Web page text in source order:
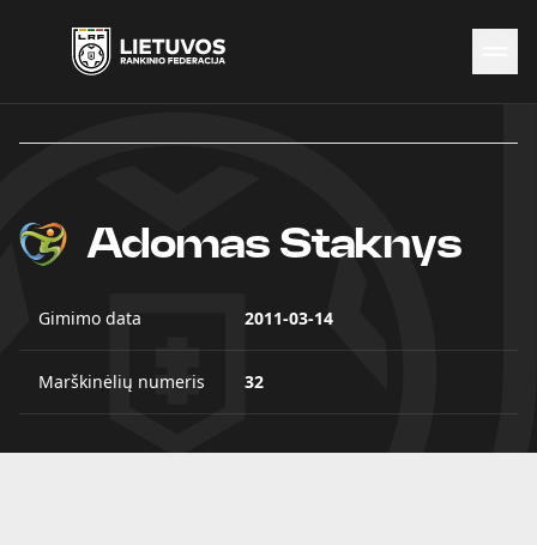
Naujienos
Čempionatai
KontaktaiAdomas Staknys
Gimimo data 2011-03-14
Marškinėlių numeris 32